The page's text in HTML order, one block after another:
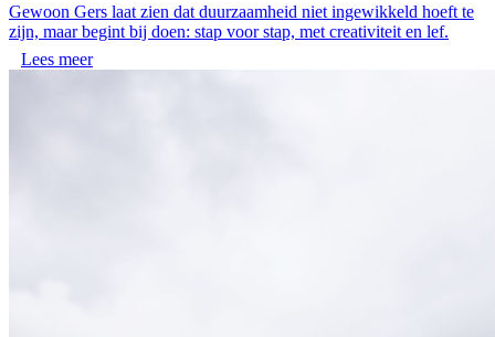
Gewoon Gers laat zien dat duurzaamheid niet ingewikkeld hoeft te
zijn, maar begint bij doen: stap voor stap, met creativiteit en lef.
Lees meer